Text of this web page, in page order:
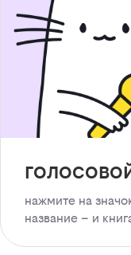
нажмите на
название – и